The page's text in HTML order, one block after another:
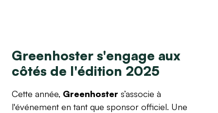
Greenhoster s'engage aux
côtés de l'édition 2025
Cette année, Greenhoster s’associe à
l'événement en tant que sponsor officiel. Une